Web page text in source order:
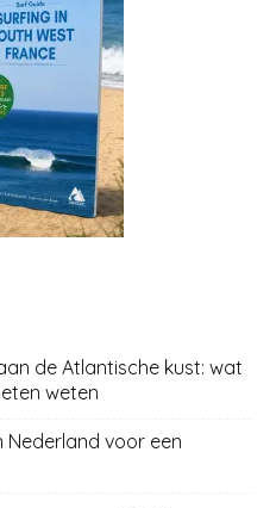
de Atlantische kust: wat
weten
Nederland voor een